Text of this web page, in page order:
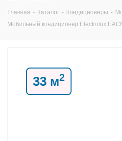
Главная - Каталог - Кондиционеры -
Мобильный кондиционер Electrolux
33 м2